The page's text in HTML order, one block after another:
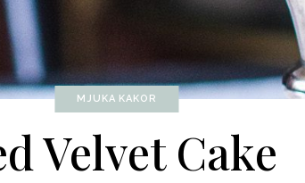
MJUKA KAKOR
Velvet Cake